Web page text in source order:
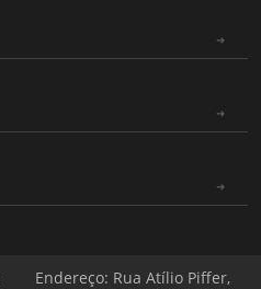
Endereço: Rua Atílio Piffer,